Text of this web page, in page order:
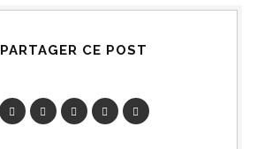
PARTAGER CE POST